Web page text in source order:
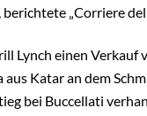
„Corriere
Lynch einen Verkauf
Katar an dem
bei Buccellati